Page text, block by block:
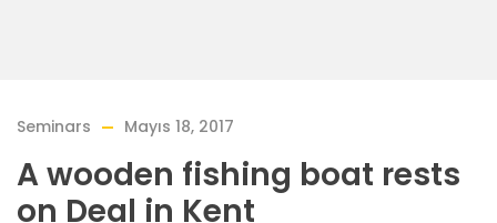
Seminars Mayıs 18, 2017
A wooden fishing boat rests
on Deal in Kent